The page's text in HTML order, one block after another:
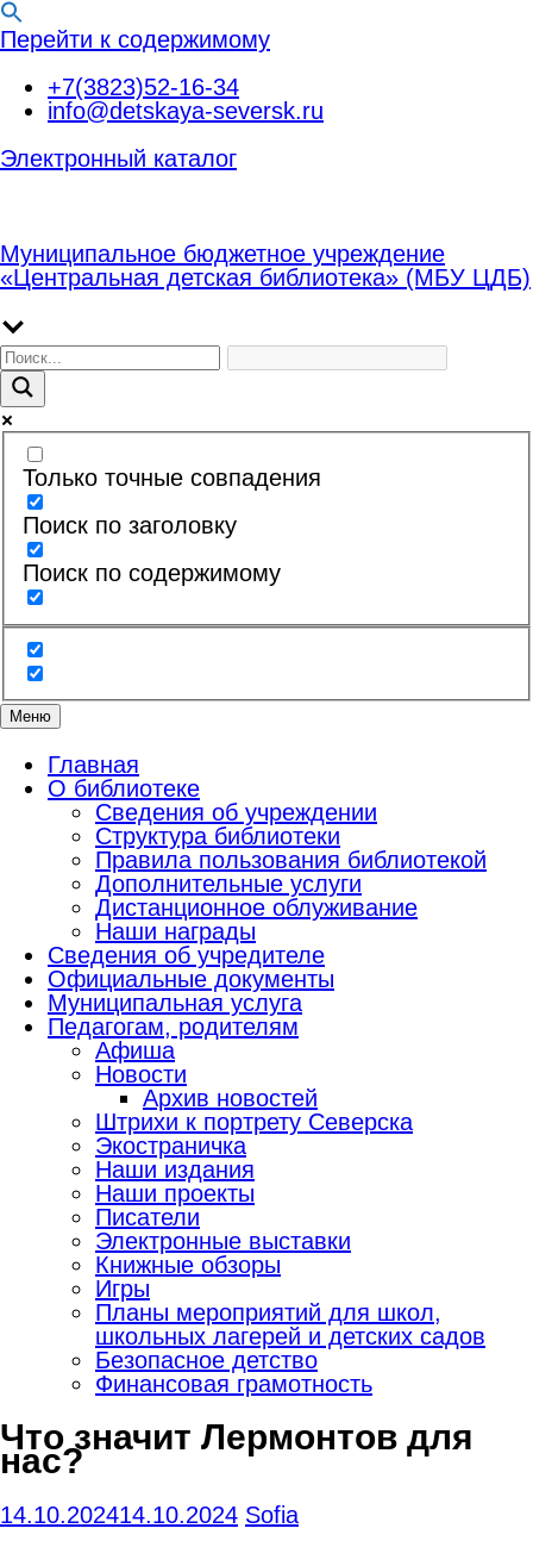
Перейти к содержимому
+7(3823)52-16-34
info@detskaya-seversk.ru
Электронный каталог
Муниципальное бюджетное учреждение
«Центральная детская библиотека» (МБУ ЦДБ)
Только точные совпадения
Поиск по заголовку
Поиск по содержимому
Меню
Главная
О библиотеке
Сведения об учреждении
Структура библиотеки
Правила пользования библиотекой
Дополнительные услуги
Дистанционное облуживание
Наши награды
Сведения об учредителе
Официальные документы
Муниципальная услуга
Педагогам, родителям
Афиша
Новости
Архив новостей
Штрихи к портрету Северска
Экостраничка
Наши издания
Наши проекты
Писатели
Электронные выставки
Книжные обзоры
Игры
Планы мероприятий для школ,
школьных лагерей и детских садов
Безопасное детство
Финансовая грамотность
Что значит Лермонтов для
нас?
14.10.202414.10.2024 Sofia